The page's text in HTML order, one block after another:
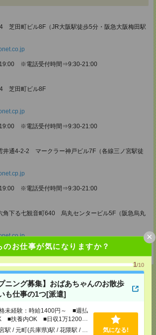
のお仕事が気になりますか？
1/10
ニング募集】おばあちゃんのお散歩
も仕事の1つ[派遣]
未経験：時給1400円～ ■週払
■扶養内OK ■日収1万1200円
駅 / 元町(兵庫県)駅 / 花隈駅 / … 気になる!
×
芝田町ビル8F（JR大阪駅徒歩5分・阪急大阪梅田駅
19:00 ※電話受付時間⇒9:30-21:00
芝田町ビル8F
19:00 ※電話受付時間⇒9:30-21:00
井通4-2-2 マークラー神戸ビル7F（各線三ノ宮駅徒
19:00 ※電話受付時間⇒9:30-21:00
角下る七観音町640 烏丸センタービル5F（阪急烏丸
19:00 ※電話受付時間⇒9:30-21:00